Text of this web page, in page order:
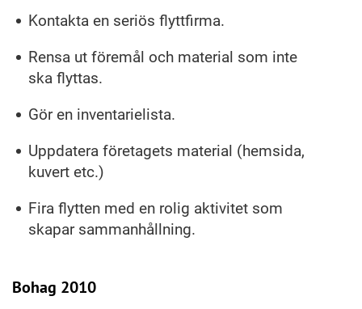
Kontakta en seriös flyttfirma.
Rensa ut föremål och material som inte
ska flyttas.
Gör en inventarielista.
Uppdatera företagets material (hemsida,
kuvert etc.)
Fira flytten med en rolig aktivitet som
skapar sammanhållning.
Bohag 2010